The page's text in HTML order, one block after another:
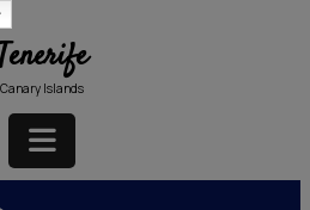
Canary Islands
Кнопка